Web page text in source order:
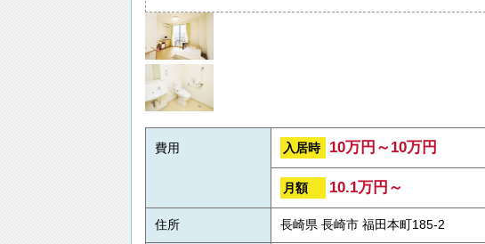
費用 入居時 10万円～10万円
月額 10.1万円～
住所 長崎県 長崎市 福田本町185-2